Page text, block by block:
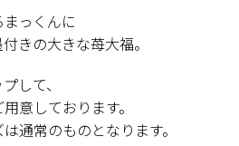
っくんに
きの大きな苺大福。
して、
意しております。
通常のものとなります。